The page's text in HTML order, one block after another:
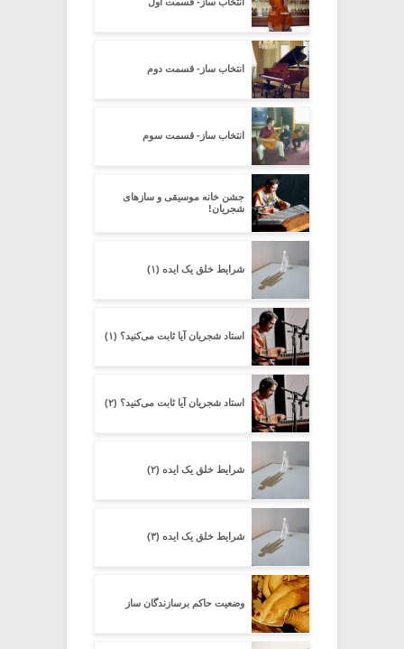
انتخاب ساز- قسمت دوم
انتخاب ساز- قسمت سوم
جشن خانه موسیقی و سازهای
شجریان!
شرایط خلق یک ایده (۱)
استاد شجریان آیا ثابت می‌کنید؟ (۱)
استاد شجریان آیا ثابت می‌کنید؟ (۲)
شرایط خلق یک ایده (۲)
شرایط خلق یک ایده (۳)
وضعیت حاکم برسازندگان ساز